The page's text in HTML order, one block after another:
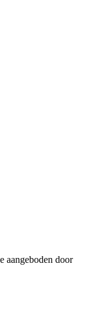
aangeboden door